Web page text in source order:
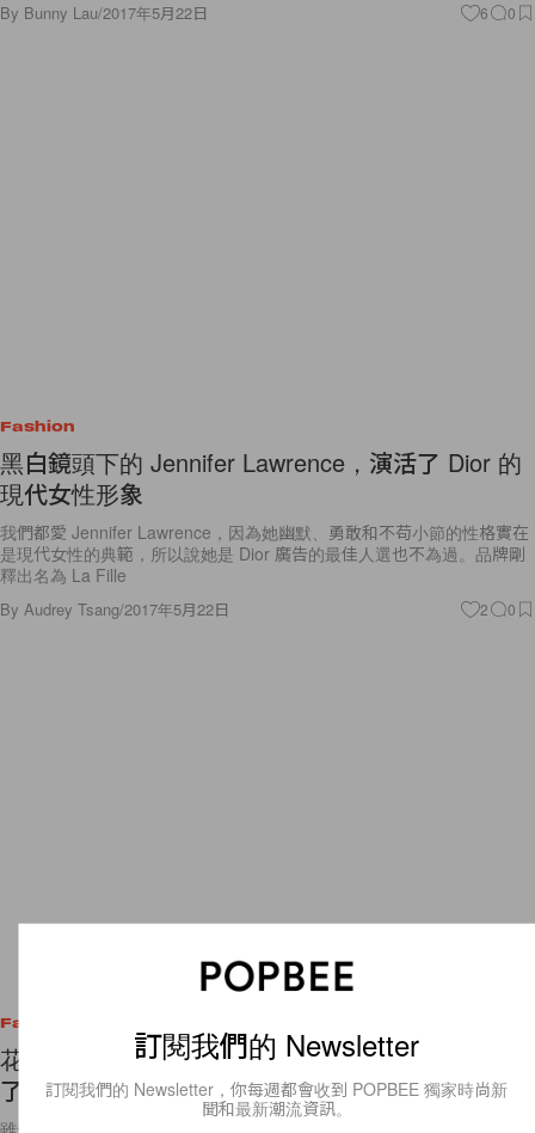
By Bunny Lau/2017年5月22日 6 0
Fashion
黑白鏡頭下的 Jennifer Lawrence，演活了 Dior 的
現代女性形象
我們都愛 Jennifer Lawrence，因為她幽默、勇敢和不苟小節的性格實在
是現代女性的典範，所以說她是 Dior 廣告的最佳人選也不為過。品牌剛
釋出名為 La Fille
By Audrey Tsang/2017年5月22日 2 0
Fashion
花了一整個冬天練出了漂亮腹部？是時候露出它們
了！
雖然這幾天有些涼意，但臨近 6
訂閱我們的 Newsletter
訂閱我們的 Newsletter，你每週都會收到 POPBEE 獨家時尚新
聞和最新潮流資訊。